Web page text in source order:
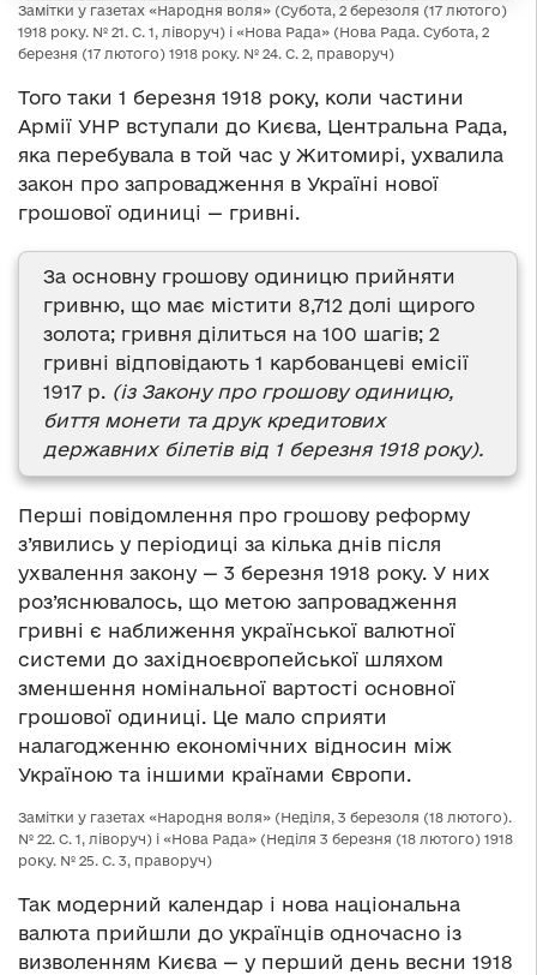
Замітки у газетах «Народня воля» (Субота, 2 березоля (17 лютого)
1918 року. № 21. С. 1, ліворуч) і «Нова Рада» (Нова Рада. Субота, 2
березня (17 лютого) 1918 року. № 24. С. 2, праворуч)
Того таки 1 березня 1918 року, коли частини
Армії УНР вступали до Києва, Центральна Рада,
яка перебувала в той час у Житомирі, ухвалила
закон про запровадження в Україні нової
грошової одиниці — гривні.
За основну грошову одиницю прийняти
гривню, що має містити 8,712 долі щирого
золота; гривня ділиться на 100 шагів; 2
гривні відповідають 1 карбованцеві емісії
1917 р. (із Закону про грошову одиницю,
биття монети та друк кредитових
державних білетів від 1 березня 1918 року).
Перші повідомлення про грошову реформу
з’явились у періодиці за кілька днів після
ухвалення закону — 3 березня 1918 року. У них
роз’яснювалось, що метою запровадження
гривні є наближення української валютної
системи до західноєвропейської шляхом
зменшення номінальної вартості основної
грошової одиниці. Це мало сприяти
налагодженню економічних відносин між
Україною та іншими країнами Європи.
Замітки у газетах «Народня воля» (Неділя, 3 березоля (18 лютого).
№ 22. С. 1, ліворуч) і «Нова Рада» (Неділя 3 березня (18 лютого) 1918
року. № 25. С. 3, праворуч)
Так модерний календар і нова національна
валюта прийшли до українців одночасно із
визволенням Києва — у перший день весни 1918